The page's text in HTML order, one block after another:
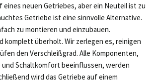
eines neuen Getriebes, aber ein Neuteil ist zu
Getriebe ist eine sinnvolle Alternative.
zu montieren und einzubauen.
komplett überholt. Wir zerlegen es, reinigen
den Verschleißgrad. Alle Komponenten,
und Schaltkomfort beeinflussen, werden
wird das Getriebe auf einem